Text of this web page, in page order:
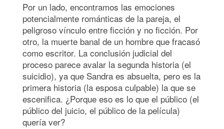
Por un lado, encontramos las emociones
potencialmente románticas de la pareja, el
peligroso vínculo entre ficción y no ficción. Por
otro, la muerte banal de un hombre que fracasó
como escritor. La conclusión judicial del
proceso parece avalar la segunda historia (el
suicidio), ya que Sandra es absuelta, pero es la
primera historia (la esposa culpable) la que se
escenifica. ¿Porque eso es lo que el público (el
público del juicio, el público de la película)
quería ver?